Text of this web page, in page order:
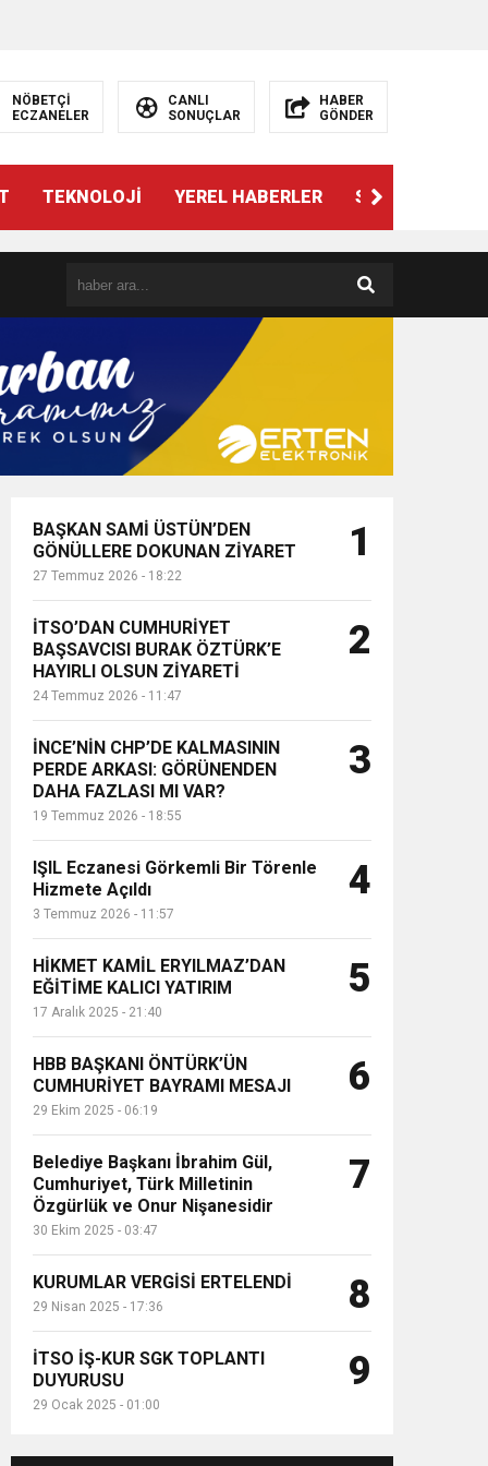
NÖBETÇİ
ECZANELER
CANLI
SONUÇLAR
HABER
GÖNDER
TEKNOLOJİ YEREL HABERLER SPOR
BAŞKAN SAMİ ÜSTÜN’DEN
GÖNÜLLERE DOKUNAN ZİYARET
27 Temmuz 2026 - 18:22
1
İTSO’DAN CUMHURİYET
BAŞSAVCISI BURAK ÖZTÜRK’E
HAYIRLI OLSUN ZİYARETİ
24 Temmuz 2026 - 11:47
2
İNCE’NİN CHP’DE KALMASININ
PERDE ARKASI: GÖRÜNENDEN
DAHA FAZLASI MI VAR?
19 Temmuz 2026 - 18:55
3
IŞIL Eczanesi Görkemli Bir Törenle
Hizmete Açıldı
3 Temmuz 2026 - 11:57
4
HİKMET KAMİL ERYILMAZ’DAN
EĞİTİME KALICI YATIRIM
17 Aralık 2025 - 21:40
5
HBB BAŞKANI ÖNTÜRK’ÜN
CUMHURİYET BAYRAMI MESAJI
29 Ekim 2025 - 06:19
6
Belediye Başkanı İbrahim Gül,
Cumhuriyet, Türk Milletinin
Özgürlük ve Onur Nişanesidir
30 Ekim 2025 - 03:47
7
KURUMLAR VERGİSİ ERTELENDİ
29 Nisan 2025 - 17:36 8
İTSO İŞ-KUR SGK TOPLANTI
DUYURUSU
29 Ocak 2025 - 01:00
9